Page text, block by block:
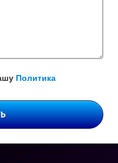
Политика